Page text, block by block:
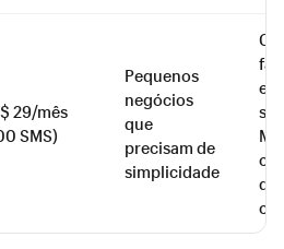
29/mês
SMS)
Pequenos
negócios
que
precisam de
simplicidade
de